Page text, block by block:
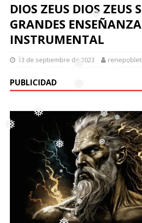
❅
❅
❅
❅
❅
❅
❅
❅
❅
❅
❅
DIOS ZEUS DIOS ZEUS
GRANDES
INSTRUMENTAL
13 de septiembre de 2023
PUBLICIDAD